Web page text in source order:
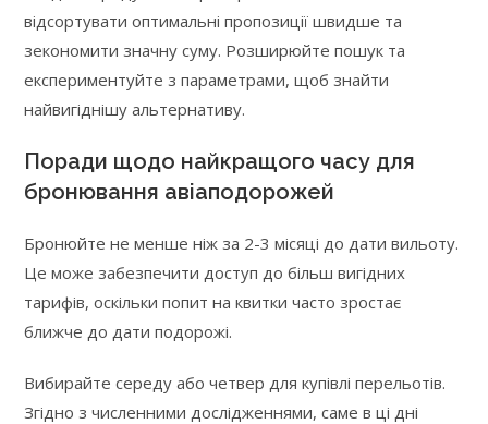
відсортувати оптимальні пропозиції швидше та
зекономити значну суму. Розширюйте пошук та
експериментуйте з параметрами, щоб знайти
найвигіднішу альтернативу.
Поради щодо найкращого часу для
бронювання авіаподорожей
Бронюйте не менше ніж за 2-3 місяці до дати вильоту.
Це може забезпечити доступ до більш вигідних
тарифів, оскільки попит на квитки часто зростає
ближче до дати подорожі.
Вибирайте середу або четвер для купівлі перельотів.
Згідно з численними дослідженнями, саме в ці дні